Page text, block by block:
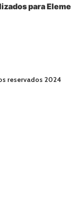
para
reservados 2024